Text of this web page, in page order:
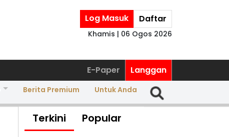
Log Masuk Daftar
Khamis | 06 Ogos 2026
E-Paper Langgan
Berita Premium Untuk Anda
Terkini Popular